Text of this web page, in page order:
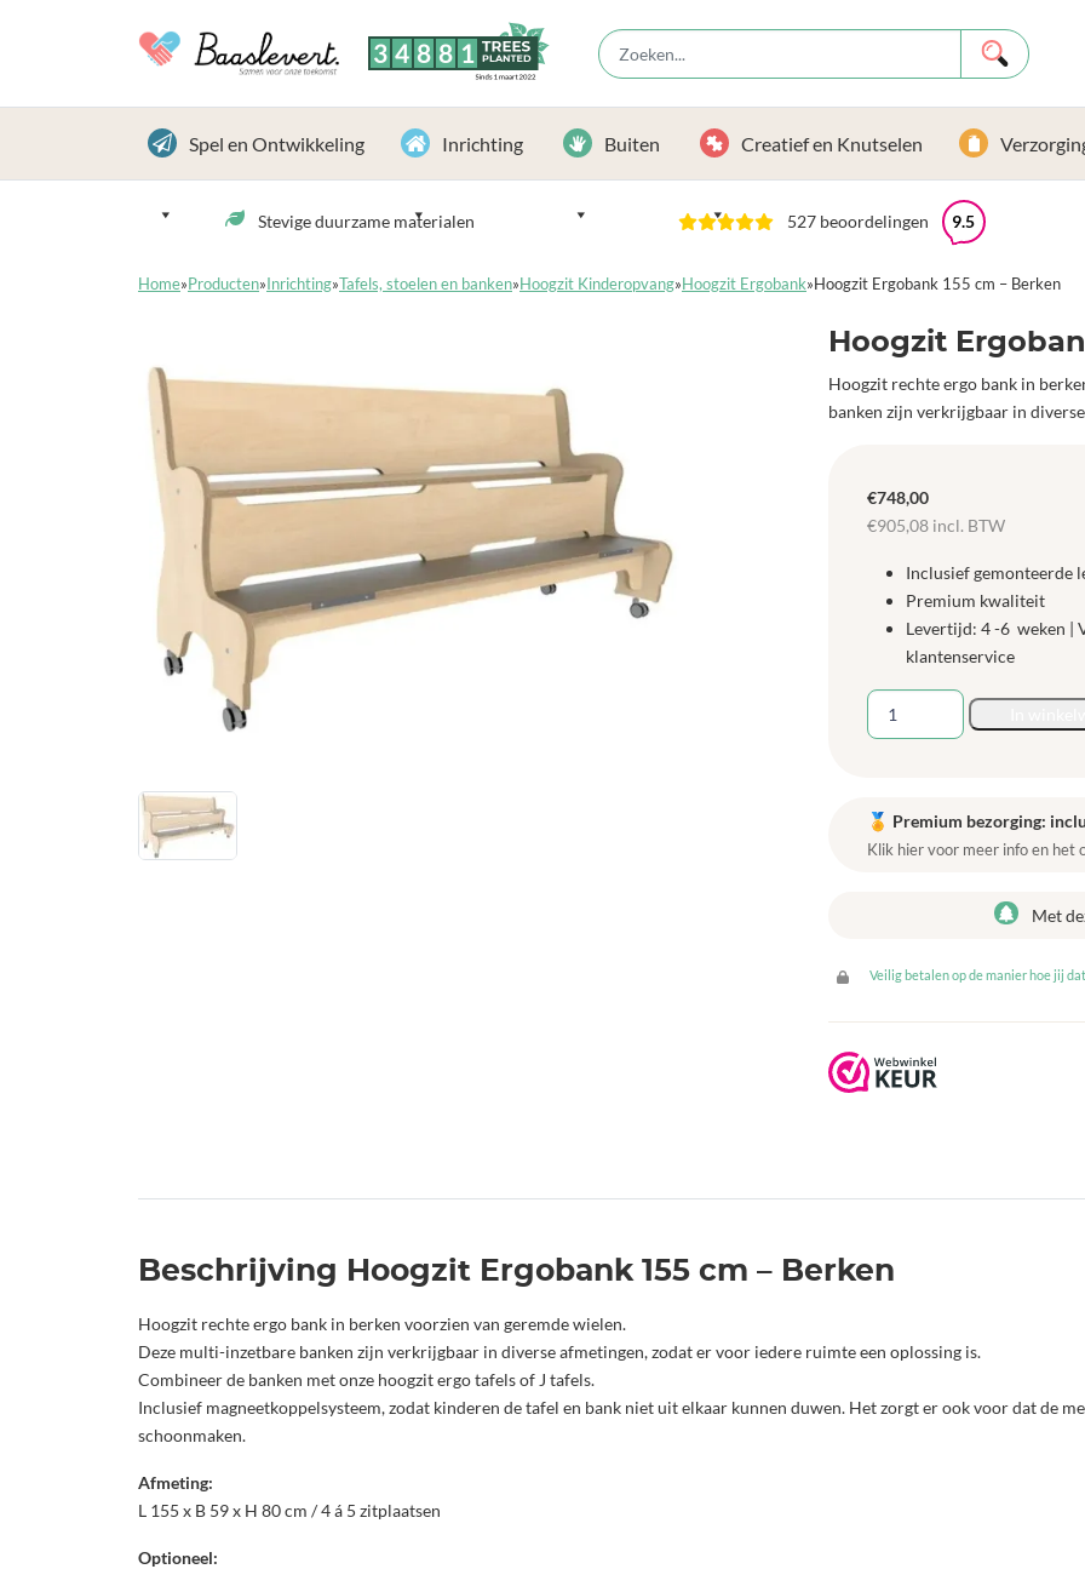
3 4 8 8 1 TREES
PLANTED
Sinds 1 maart 2022
Spel en Ontwikkeling Inrichting Buiten Creatief en Knutselen
Stevige duurzame materialen 527 beoordelingen 9.5
Home» Producten» Inrichting»Tafels, stoelen en banken» Hoogzit Kinderopvang» Hoogzit Ergobank» Hoogzit Ergobank 155 cm – Berken
Hoogzit
Hoogzit rechte ergo bank in
banken zijn verkrijgbaar in
€748,00
€905,08 incl. BTW
Inclusief gemonteerde
Premium kwaliteit
Levertijd: 4 -6 weken |
klantenservice
Hoogzit
Ergobank
Berken
🏅 Premium bezorging:
Klik hier voor meer info en het
Met
Veilig betalen op de manier hoe jij
Beschrijving Hoogzit Ergobank 155 cm – Berken
Hoogzit rechte ergo bank in berken voorzien van geremde wielen.
Deze multi-inzetbare banken zijn verkrijgbaar in diverse afmetingen, zodat er voor iedere ruimte een oplossing is.
Combineer de banken met onze hoogzit ergo tafels of J tafels.
Inclusief magneetkoppelsysteem, zodat kinderen de tafel en bank niet uit elkaar kunnen duwen. Het zorgt er ook voor dat de
schoonmaken.
Afmeting:
L 155 x B 59 x H 80 cm / 4 á 5 zitplaatsen
Optioneel: